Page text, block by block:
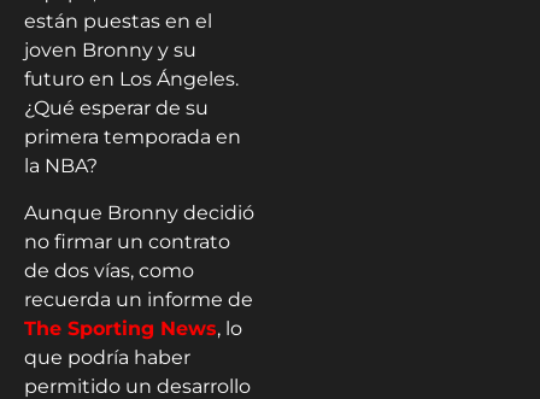
están puestas en el
joven Bronny y su
futuro en Los Ángeles.
¿Qué esperar de su
primera temporada en
la NBA?
Aunque Bronny decidió
no firmar un contrato
de dos vías, como
recuerda un informe de
The Sporting News, lo
que podría haber
permitido un desarrollo